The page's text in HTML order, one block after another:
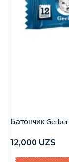
Батончик
12,000 UZS